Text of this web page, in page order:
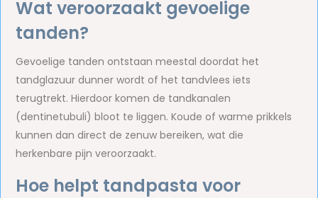
Wat veroorzaakt gevoelige
tanden?
Gevoelige tanden ontstaan meestal doordat het
tandglazuur dunner wordt of het tandvlees iets
terugtrekt. Hierdoor komen de tandkanalen
(dentinetubuli) bloot te liggen. Koude of warme prikkels
kunnen dan direct de zenuw bereiken, wat die
herkenbare pijn veroorzaakt.
Hoe helpt tandpasta voor